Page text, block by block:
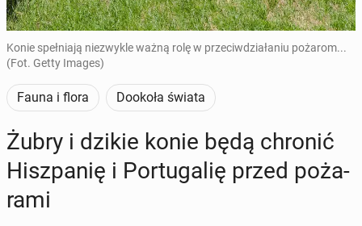
Konie spełniają niezwykle ważną rolę w przeciwdziałaniu pożarom...
(Fot. Getty Images)
Fauna i flora Dookoła świata
Żubry i dzikie konie będą chronić
Hisz­pa­nię i Por­tu­ga­lię przed po­ża­
ra­mi